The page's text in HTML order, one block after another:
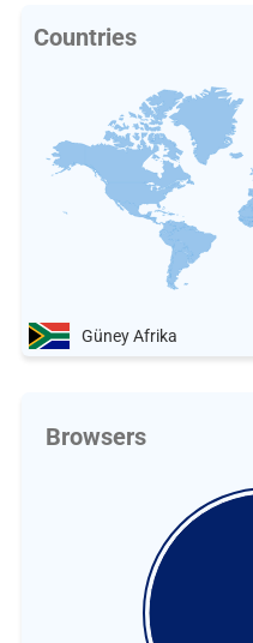
Countries
Güney Afrika
Browsers